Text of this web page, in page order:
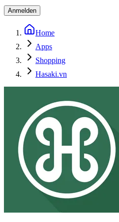
Anmelden
Home
Apps
Shopping
Hasaki.vn